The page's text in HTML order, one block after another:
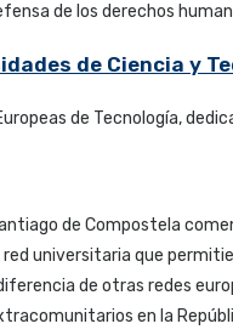
de los derechos
de Ciencia y
de Tecnología,
de Compostela
universitaria que
de otras redes
en la